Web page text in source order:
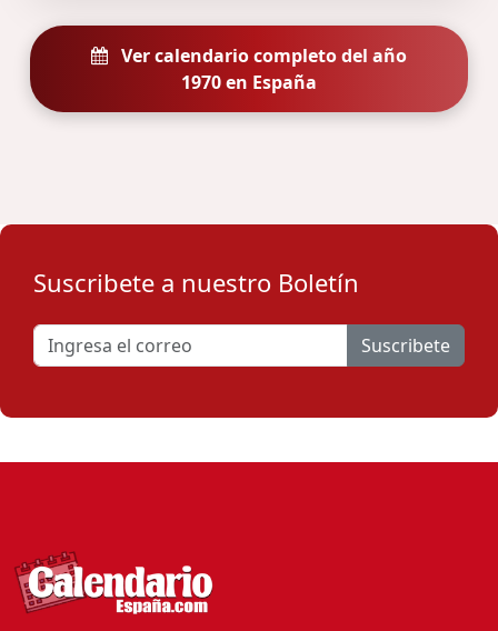
Ver calendario completo del año
1970 en España
Suscribete a nuestro Boletín
Suscribete